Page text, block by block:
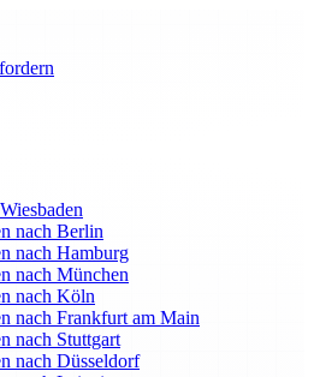
nach Berlin
nach Hamburg
nach München
nach Köln
nach Frankfurt am Main
nach Stuttgart
nach Düsseldorf